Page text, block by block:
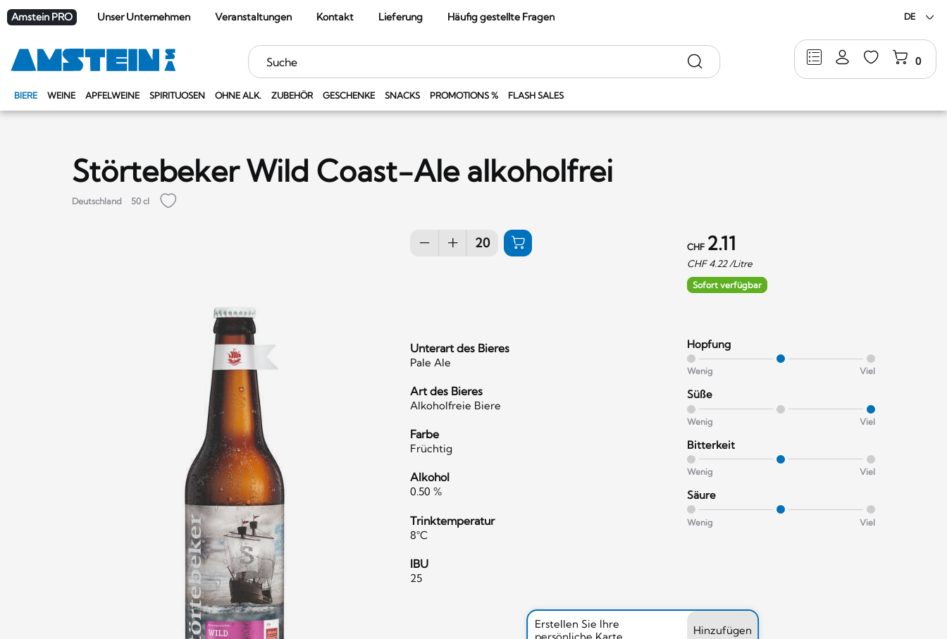
Amstein PRO Unser Unternehmen Veranstaltungen Kontakt Lieferung Häufig gestellte Fragen DE
BIERE WEINE APFELWEINE SPIRITUOSEN OHNE ALK. ZUBEHÖR GESCHENKE SNACKS PROMOTIONS % FLASH SALES
0
Stichwörter Suche
Störtebeker Wild Coast-Ale alkoholfrei
Deutschland 50 cl
CHF 2.11
CHF4.22/Litre
Sofort verfügbar
Unterart des Bieres
Pale Ale
Art des Bieres
Alkoholfreie Biere
Farbe
Früchtig
Alkohol
0.50 %
Trinktemperatur
8°C
IBU
25
Hopfung
Wenig Viel
Süße
Wenig Viel
Bitterkeit
Wenig Viel
Säure
Wenig Viel
Erstellen Sie Ihre
Hinzufügen